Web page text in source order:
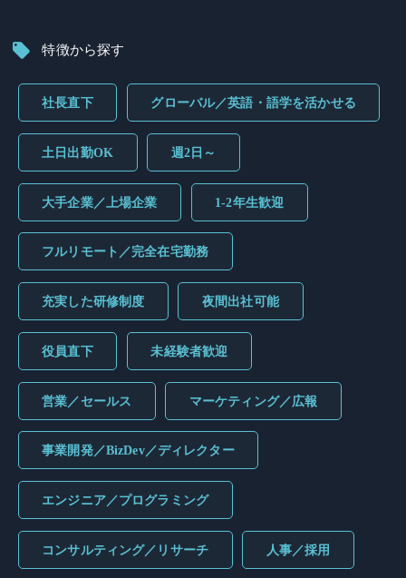
特徴から探す
社長直下 グローバル／英語・語学を活かせる
土日出勤OK 週2日～
大手企業／上場企業 1-2年生歓迎
フルリモート／完全在宅勤務
充実した研修制度 夜間出社可能
役員直下 未経験者歓迎
営業／セールス マーケティング／広報
事業開発／BizDev／ディレクター
エンジニア／プログラミング
コンサルティング／リサーチ 人事／採用